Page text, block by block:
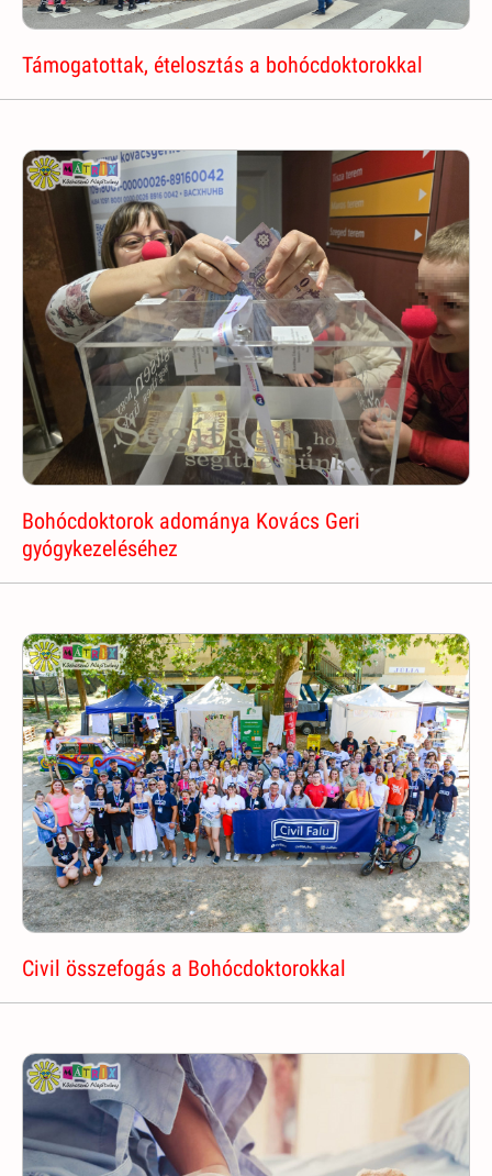
Támogatottak, ételosztás a bohócdoktorokkal
Bohócdoktorok adománya Kovács Geri
gyógykezeléséhez
Civil összefogás a Bohócdoktorokkal